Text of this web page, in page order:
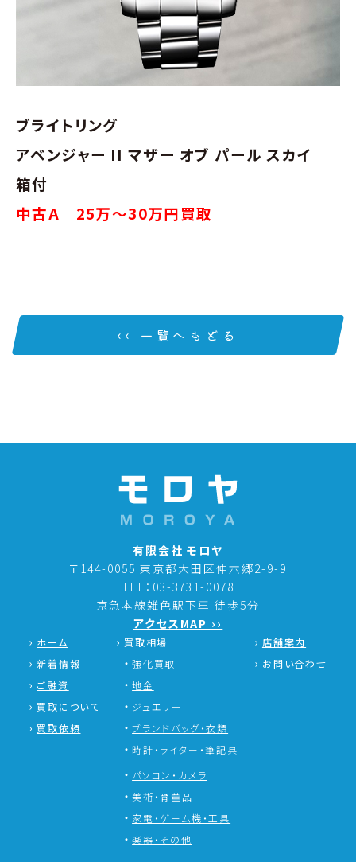
ブライトリング
アベンジャー II マザー オブ パール スカイ
箱付
中古A 25万～30万円買取
‹‹ 一覧へもどる
有限会社 モロヤ
〒144-0055 東京都大田区仲六郷2-9-9
TEL：03-3731-0078
京急本線雑色駅下車 徒歩5分
アクセスMAP ››
ホーム
新着情報
ご融資
買取について
買取依頼
買取相場
強化買取
地金
ジュエリー
ブランドバッグ・衣類
時計・ライター・筆記具
パソコン・カメラ
美術・骨董品
家電・ゲーム機・工具
楽器・その他
店舗案内
お問い合わせ